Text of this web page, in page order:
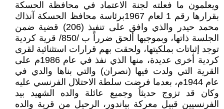
ويعلمون ما فعلته لجنة الاعتماد في محافظة الحسكة
بقرارها رقم 1 لعام 1967برئاسة محافظ الحسكة آنذاك
محمد حيدر والذي وافق على تنفيذ (206) قضية ضمن
الجلسة ذاتها، وبموجبها ألحق ضرراً ب /850/ قرية كردية
توجد إثباتات بملكيتها، ولحقت بهم قرارات استثنائية لقرى
كردية أخرى عديدة، منها الذي نفذ في عام 1986م على
القرية التي ولدت فيها (نصران) والتي بناها والدي في
عام 1944م، بعدما فرضت سلطة الاحتلال الفرنسي عليه
وكان قد تزوج حديثاُ وجميع عائلة والده الشهيد بيد
الفرنسيين قبيل معركة بياندور، الرحيل من قرية والده